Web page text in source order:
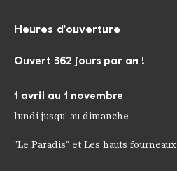
Heures d'ouverture
Ouvert 362 jours par an !
1 avril au 1 novembre
lundi jusqu' au dimanche
"Le Paradis" et Les hauts fourneaux